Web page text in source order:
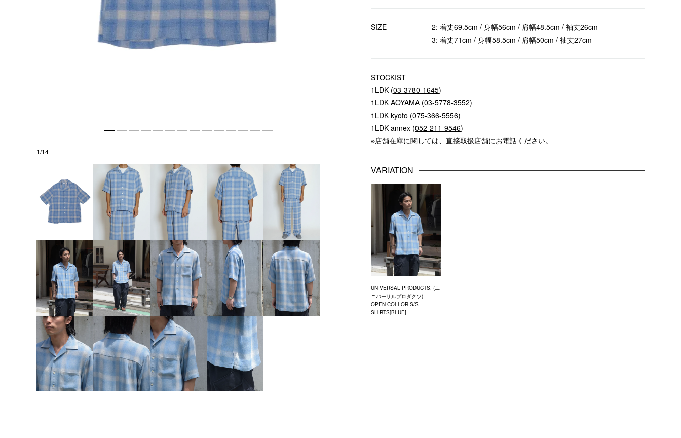
1/14
SIZE
2: 着丈69.5cm / 身幅56cm / 肩幅48.5cm / 袖丈26cm
3: 着丈71cm / 身幅58.5cm / 肩幅50cm / 袖丈27cm
STOCKIST
1LDK (03-3780-1645)
1LDK AOYAMA (03-5778-3552)
1LDK kyoto (075-366-5556)
1LDK annex (052-211-9546)
※店舗在庫に関しては、直接取扱店舗にお電話ください。
VARIATION
UNIVERSAL PRODUCTS. (ユ
ニバーサルプロダクツ)
OPEN COLLOR S/S
SHIRTS[BLUE]